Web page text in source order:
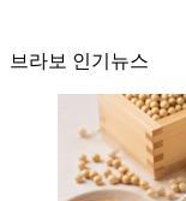
브라보 인기뉴스